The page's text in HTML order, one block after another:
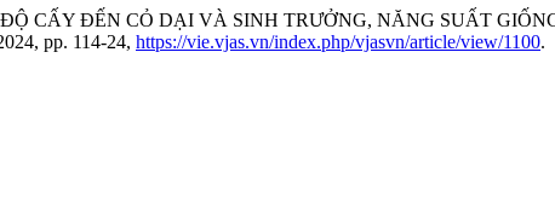
CẤY ĐẾN CỎ DẠI VÀ SINH TRƯỞNG, NĂNG SUẤT
pp. 114-24, https://vie.vjas.vn/index.php/vjasvn/article/view/1100.